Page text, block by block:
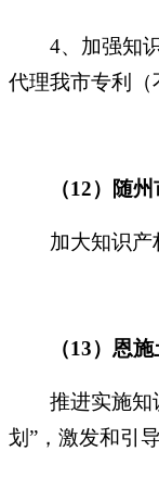
4、加强知
代理我市专利（
（12）随
加大知识产权
（13）恩
推进实施知识
划”，激发和引